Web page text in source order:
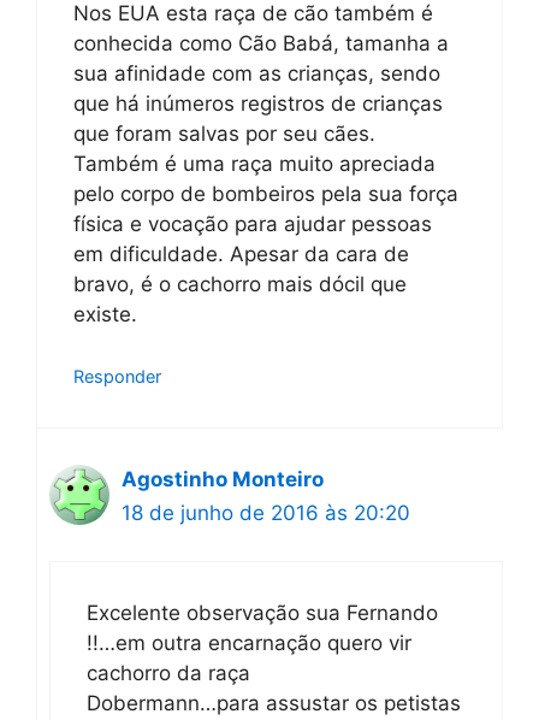
Nos EUA esta raça de cão também é
conhecida como Cão Babá, tamanha a
sua afinidade com as crianças, sendo
que há inúmeros registros de crianças
que foram salvas por seu cães.
Também é uma raça muito apreciada
pelo corpo de bombeiros pela sua força
física e vocação para ajudar pessoas
em dificuldade. Apesar da cara de
bravo, é o cachorro mais dócil que
existe.
Responder
Agostinho Monteiro
18 de junho de 2016 às 20:20
Excelente observação sua Fernando
!!…em outra encarnação quero vir
cachorro da raça
Dobermann…para assustar os petistas